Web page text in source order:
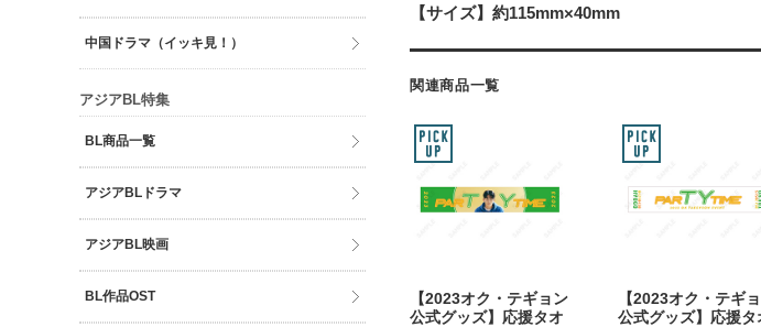
【サイズ】約115mm×40mm
関連商品一覧
【2023オク・テギョン
公式グッズ】応援タオ
【2023オク・テギ
公式グッズ】応援タ
中国ドラマ（イッキ見！）
アジアBL特集
BL商品一覧
アジアBLドラマ
アジアBL映画
BL作品OST